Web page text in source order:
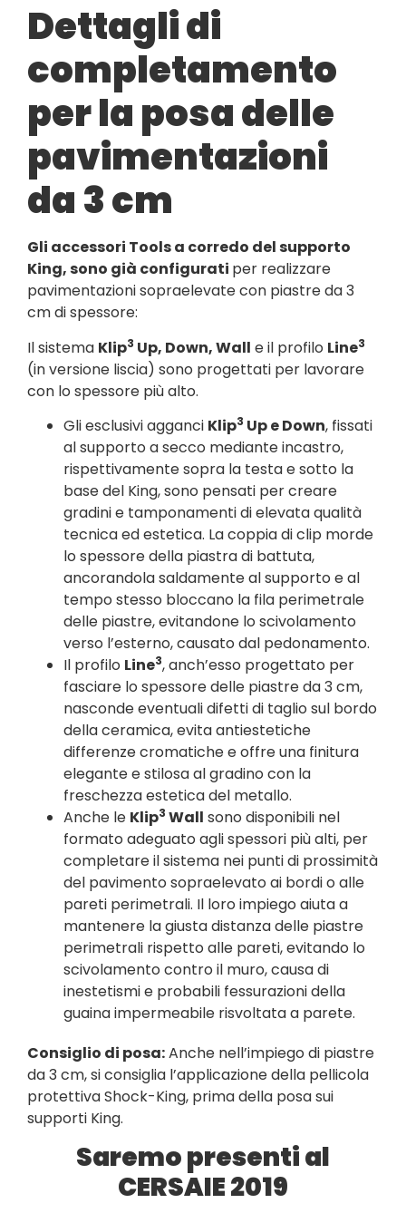
Dettagli di
completamento
per la posa delle
pavimentazioni
da 3 cm
Gli accessori Tools a corredo del supporto
King, sono già configurati per realizzare
pavimentazioni sopraelevate con piastre da 3
cm di spessore:
Il sistema Klip3 Up, Down, Wall e il profilo Line3
(in versione liscia) sono progettati per lavorare
con lo spessore più alto.
Gli esclusivi agganci Klip3 Up e Down, fissati
al supporto a secco mediante incastro,
rispettivamente sopra la testa e sotto la
base del King, sono pensati per creare
gradini e tamponamenti di elevata qualità
tecnica ed estetica. La coppia di clip morde
lo spessore della piastra di battuta,
ancorandola saldamente al supporto e al
tempo stesso bloccano la fila perimetrale
delle piastre, evitandone lo scivolamento
verso l’esterno, causato dal pedonamento.
Il profilo Line3, anch’esso progettato per
fasciare lo spessore delle piastre da 3 cm,
nasconde eventuali difetti di taglio sul bordo
della ceramica, evita antiestetiche
differenze cromatiche e offre una finitura
elegante e stilosa al gradino con la
freschezza estetica del metallo.
Anche le Klip3 Wall sono disponibili nel
formato adeguato agli spessori più alti, per
completare il sistema nei punti di prossimità
del pavimento sopraelevato ai bordi o alle
pareti perimetrali. Il loro impiego aiuta a
mantenere la giusta distanza delle piastre
perimetrali rispetto alle pareti, evitando lo
scivolamento contro il muro, causa di
inestetismi e probabili fessurazioni della
guaina impermeabile risvoltata a parete.
Consiglio di posa:Anche nell’impiego di piastre
da 3 cm, si consiglia l’applicazione della pellicola
protettiva Shock-King, prima della posa sui
supporti King.
Saremo presenti al
CERSAIE 2019